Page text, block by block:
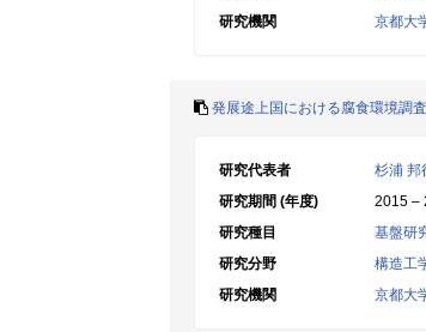
研究機関
京都大
発展途上国における腐食環境調
研究代表者
杉浦 邦
研究期間 (年度)
2015 –
研究種目
基盤研
研究分野
構造工
研究機関
京都大